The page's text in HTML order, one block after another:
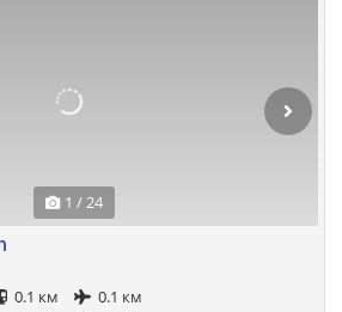
1 / 24
0.1 км
0.1 км